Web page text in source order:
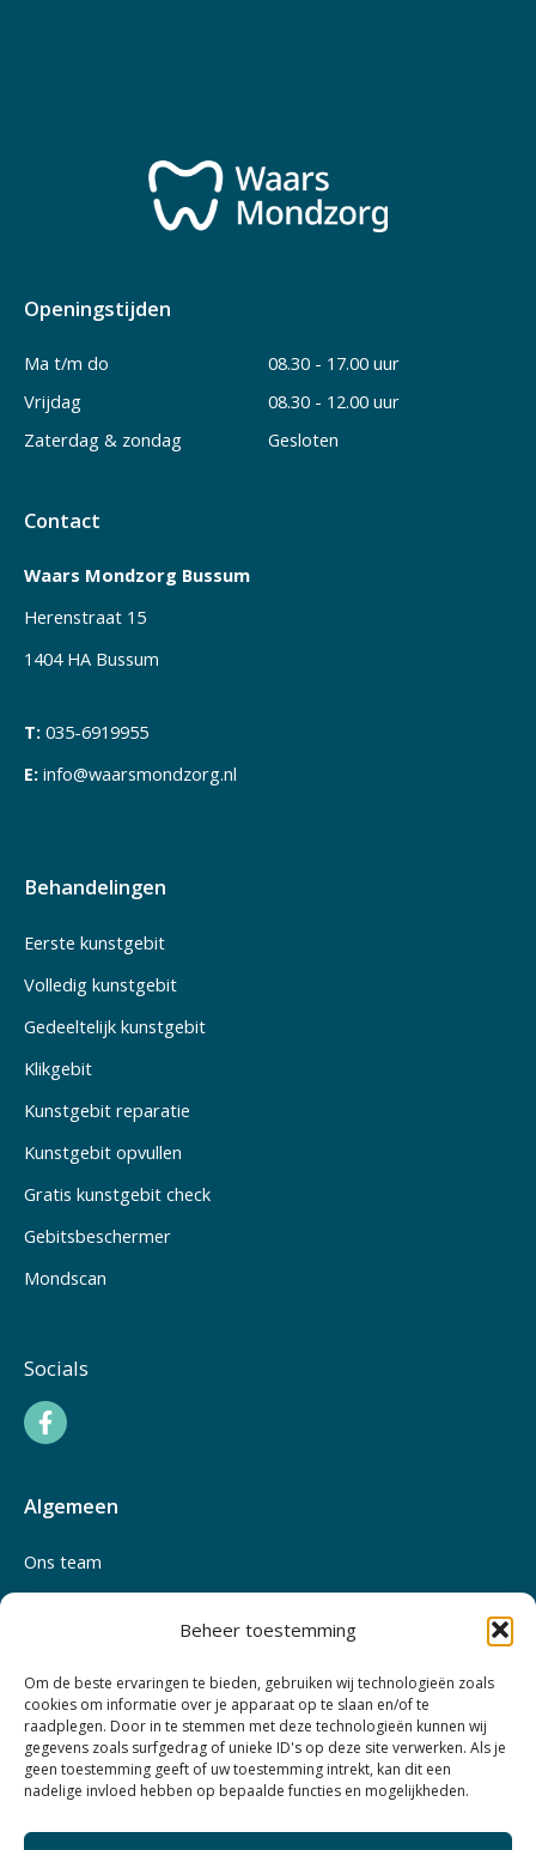
Beheer toestemming
Om de beste ervaringen te bieden, gebruiken wij technologieën zoals
cookies om informatie over je apparaat op te slaan en/of te
raadplegen. Door in te stemmen met deze technologieën kunnen wij
gegevens zoals surfgedrag of unieke ID's op deze site verwerken. Als je
geen toestemming geeft of uw toestemming intrekt, kan dit een
nadelige invloed hebben op bepaalde functies en mogelijkheden.
Openingstijden
Ma t/m do
08.30 - 17.00 uur
Vrijdag
08.30 - 12.00 uur
Zaterdag & zondag
Gesloten
Contact
Waars Mondzorg Bussum
Herenstraat 15
1404 HA Bussum
T: 035-6919955
E: info@waarsmondzorg.nl
Behandelingen
Eerste kunstgebit
Volledig kunstgebit
Gedeeltelijk kunstgebit
Klikgebit
Kunstgebit reparatie
Kunstgebit opvullen
Gratis kunstgebit check
Gebitsbeschermer
Mondscan
Socials
Algemeen
Ons team